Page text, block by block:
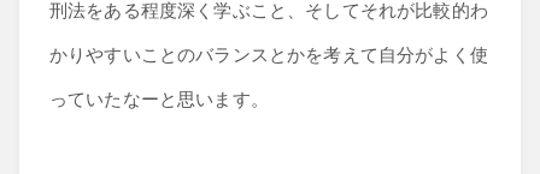
刑法をある程度深く学ぶこと、そしてそれが比較的わ
かりやすいことのバランスとかを考えて自分がよく使
っていたなーと思います。